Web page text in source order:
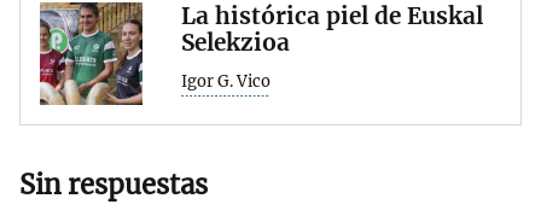
La histórica piel de Euskal
Selekzioa
Igor G. Vico
Sin respuestas